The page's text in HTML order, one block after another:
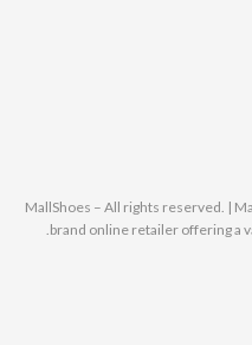
© 2025 MallShoes – All rights
brand online retailer offering a